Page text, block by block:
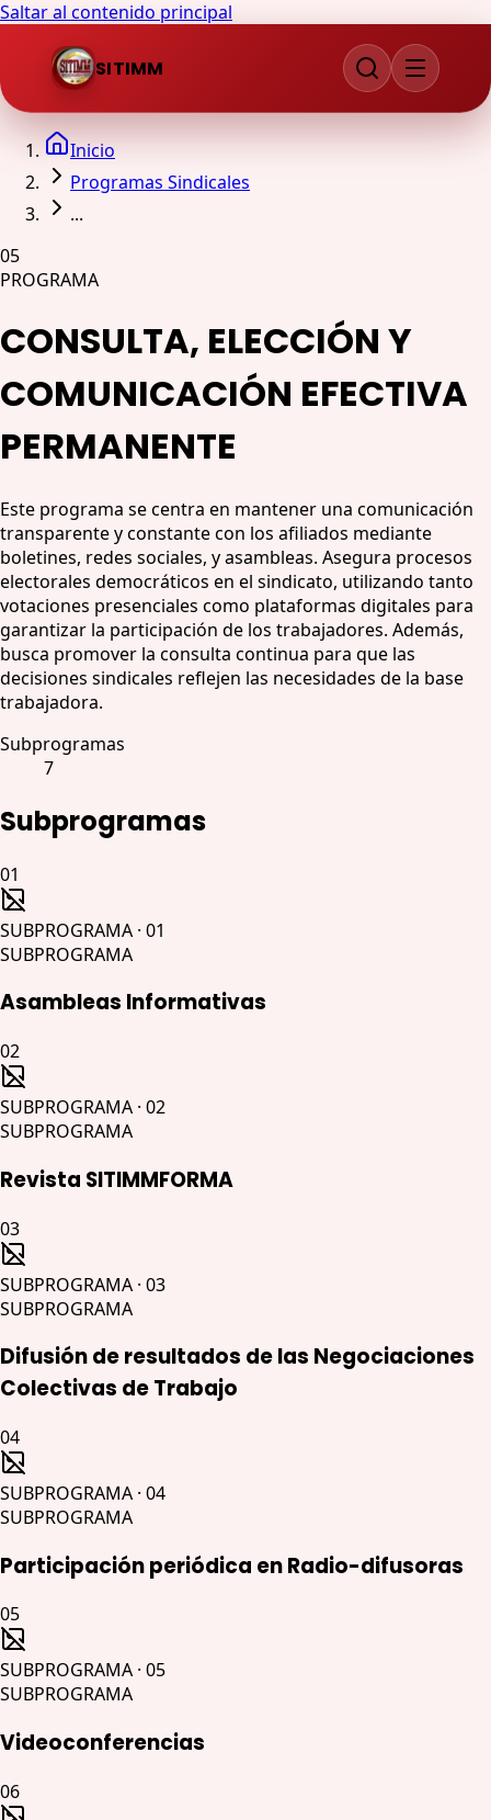
Saltar al contenido principal
SITIMM
Inicio
Programas Sindicales
...
05
PROGRAMA
CONSULTA, ELECCIÓN Y
COMUNICACIÓN EFECTIVA
PERMANENTE
Este programa se centra en mantener una comunicación
transparente y constante con los afiliados mediante
boletines, redes sociales, y asambleas. Asegura procesos
electorales democráticos en el sindicato, utilizando tanto
votaciones presenciales como plataformas digitales para
garantizar la participación de los trabajadores. Además,
busca promover la consulta continua para que las
decisiones sindicales reflejen las necesidades de la base
trabajadora.
Subprogramas
7
Subprogramas
01
SUBPROGRAMA · 01
SUBPROGRAMA
Asambleas Informativas
02
SUBPROGRAMA · 02
SUBPROGRAMA
Revista SITIMMFORMA
03
SUBPROGRAMA · 03
SUBPROGRAMA
Difusión de resultados de las Negociaciones
Colectivas de Trabajo
04
SUBPROGRAMA · 04
SUBPROGRAMA
Participación periódica en Radio-difusoras
05
SUBPROGRAMA · 05
SUBPROGRAMA
Videoconferencias
06